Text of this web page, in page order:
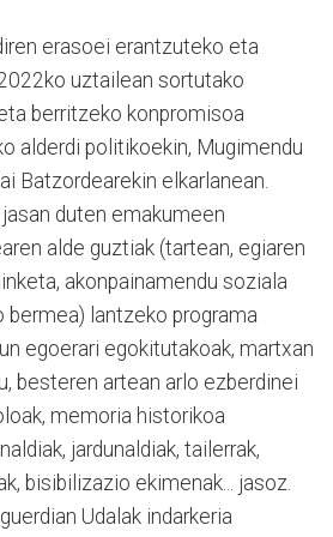
erasoei erantzuteko eta
uztailean sortutako
berritzeko konpromisoa
alderdi politikoekin, Mugimendu
Batzordearekin elkarlanean.
duten emakumeen
alde guztiak (tartean, egiaren
akonpainamendu soziala
bermea) lantzeko programa
egoerari egokitutakoak, martxan
besteren artean arlo ezberdinei
memoria historikoa
jardunaldiak, tailerrak,
bisibilizazio ekimenak... jasoz.
Udalak indarkeria